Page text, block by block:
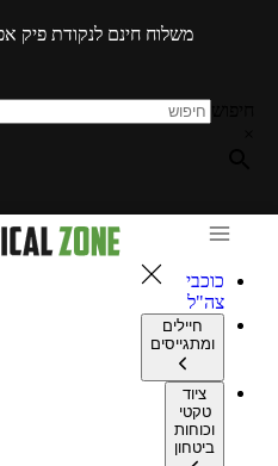
משלוח חינם לנקודת פיק אפ
כוכבי
צה"ל
חיילים
ומתגייסים
ציוד
טקטי
וכוחות
ביטחון